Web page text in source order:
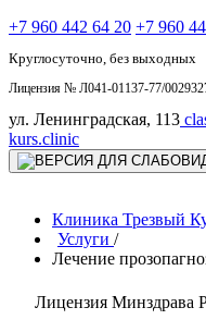
+7 960 442 64 20 +7 960
Круглосуточно, без выходных
Лицензия № Л041-01137-77/
ул. Ленинградская, 113
kurs.clinic
Клиника Трезвый
Услуги /
Лечение
Лицензия Минздрава